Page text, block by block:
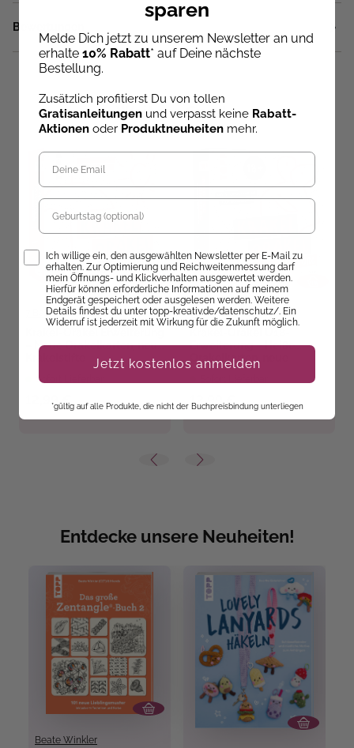
Bewertungen
Weitere Spiele
7 Bazis
– Neue Orakelkarten, neue
Sofort Lieferbar
12,99 €
7 Bazis
Erweiterung – Heiße
Orakelkarten, neue
Krakelstifte
12,99 €
Entdecke unsere Neuheiten!
Beate Winkler
sparen
Melde Dich jetzt zu unserem Newsletter an und
erhalte 10% Rabatt* auf Deine nächste
Bestellung.
Zusätzlich profitierst Du von tollen
Gratisanleitungen und verpasst keine Rabatt-
Aktionen oder Produktneuheiten mehr.
Geburtstag
Opt-InIch willige ein, den ausgewählten Newsletter per E-Mail zu
erhalten. Zur Optimierung und Reichweitenmessung darf
mein Öffnungs- und Klickverhalten ausgewertet werden.
Hierfür können erforderliche Informationen auf meinem
Endgerät gespeichert oder ausgelesen werden. Weitere
Details findest du unter topp-kreativ.de/datenschutz/. Ein
Widerruf ist jederzeit mit Wirkung für die Zukunft möglich.
Jetzt kostenlos anmelden
*gültig auf alle Produkte, die nicht der Buchpreisbindung unterliegen